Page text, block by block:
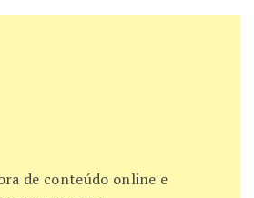
de conteúdo online e